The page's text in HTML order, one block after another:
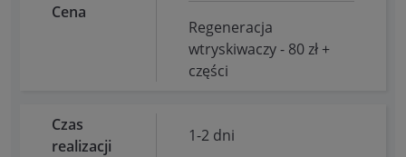
Cena
Regeneracja
wtryskiwaczy - 80 zł +
części
Czas
realizacji
1-2 dni